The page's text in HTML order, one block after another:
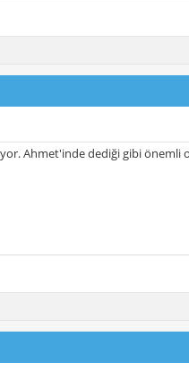
Ahmet'inde dediği gibi önemli